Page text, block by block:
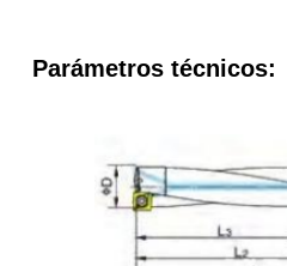
Parámetros técnicos: